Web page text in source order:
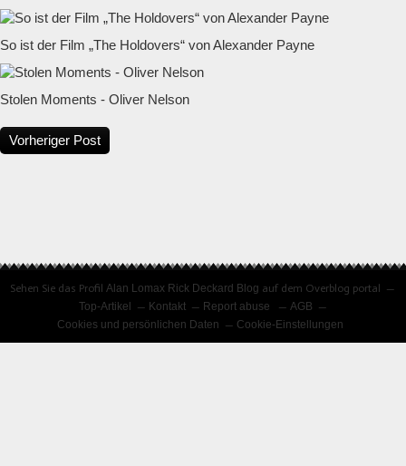
So ist der Film „The Holdovers“ von Alexander Payne
Stolen Moments - Oliver Nelson
Vorheriger Post
Sehen Sie das ProfilAlan Lomax Rick Deckard Blog auf dem Overblog portal
Top-Artikel
Kontakt Report abuse
AGB
Cookies und persönlichen Daten
Cookie-Einstellungen